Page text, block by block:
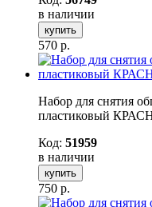
в наличии
купить
570 р.
Набор для снятия
пластиковый
Код: 51959
в наличии
купить
750 р.